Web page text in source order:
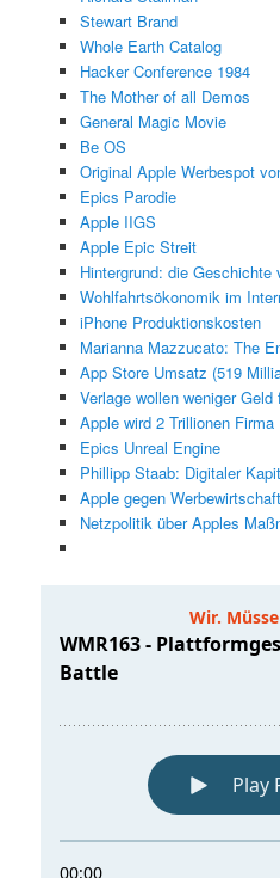
Stewart Brand
Whole Earth Catalog
Hacker Conference 1984
The Mother of all Demos
General Magic Movie
Be OS
Original Apple Werbespot
Epics Parodie
Apple IIGS
Apple Epic Streit
Hintergrund: die Geschichte
Wohlfahrtsökonomik im
iPhone Produktionskosten
Marianna Mazzucato: The
App Store Umsatz (519
Verlage wollen weniger
Apple wird 2 Trillionen Firma
Epics Unreal Engine
Phillipp Staab: Digitaler
Apple gegen Werbewirtschaft
Netzpolitik über Apples